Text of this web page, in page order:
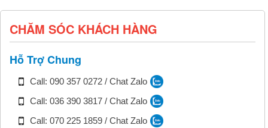
CHĂM SÓC KHÁCH HÀNG
Hỗ Trợ Chung
Call: 090 357 0272 / Chat Zalo
Call: 036 390 3817 / Chat Zalo
Call: 070 225 1859 / Chat Zalo